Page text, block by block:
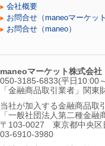
会社概要
お問合せ（maneoマーケット
お問合せ（maneo）
maneoマーケット株式会社
050-3185-6833(平日10:00
「金融商品取引業者」関
当社が加入する金融商品取
「一般社団法人第二種金融
〒103-0027 東京都中央
03-6910-3980